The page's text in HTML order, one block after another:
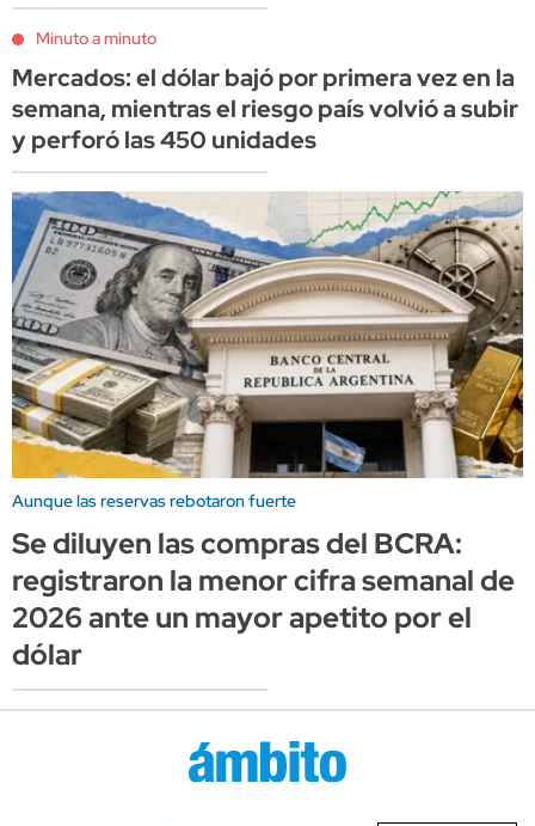
Minuto a minuto
Mercados: el dólar bajó por primera vez en la
semana, mientras el riesgo país volvió a subir
y perforó las 450 unidades
Aunque las reservas rebotaron fuerte
Se diluyen las compras del BCRA:
registraron la menor cifra semanal de
2026 ante un mayor apetito por el
dólar